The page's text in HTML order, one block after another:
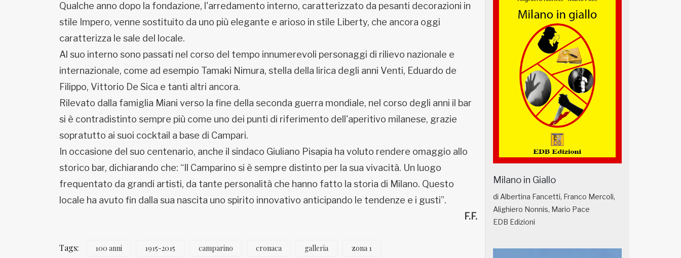
Qualche anno dopo la fondazione, l'arredamento interno, caratterizzato da pesanti decorazioni in
stile Impero, venne sostituito da uno più elegante e arioso in stile Liberty, che ancora oggi
caratterizza le sale del locale.
Al suo interno sono passati nel corso del tempo innumerevoli personaggi di rilievo nazionale e
internazionale, come ad esempio Tamaki Nimura, stella della lirica degli anni Venti, Eduardo de
Filippo, Vittorio De Sica e tanti altri ancora.
Rilevato dalla famiglia Miani verso la fine della seconda guerra mondiale, nel corso degli anni il bar
si è contradistinto sempre più come uno dei punti di riferimento dell'aperitivo milanese, grazie
sopratutto ai suoi cocktail a base di Campari.
In occasione del suo centenario, anche il sindaco Giuliano Pisapia ha voluto rendere omaggio allo
storico bar, dichiarando che: “Il Camparino si è sempre distinto per la sua vivacità. Un luogo
frequentato da grandi artisti, da tante personalità che hanno fatto la storia di Milano. Questo
locale ha avuto fin dalla sua nascita uno spirito innovativo anticipando le tendenze e i gusti”.
F.F.
Tags: 100 anni 1915-2015 camparino cronaca galleria zona 1
Milano in Giallo
di Albertina Fancetti, Franco Mercoli,
Alighiero Nonnis, Mario Pace
EDB Edizioni